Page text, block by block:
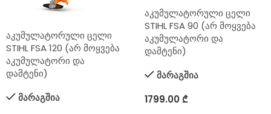
აკუმულატორული ცელი
STIHL FSA 120 (არ მოყვება
აკუმულატორი და
დამტენი)
მარაგშია
აკუმულატორული ცელი
STIHL FSA 90 (არ მოყვება
აკუმულატორი და
დამტენი)
მარაგშია
1799.00₾